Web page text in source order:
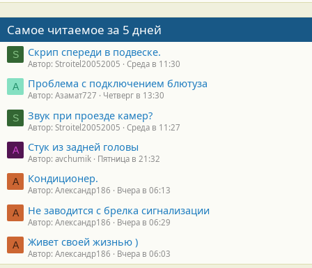
Самое читаемое за 5 дней
S Скрип спереди в подвеске.
Автор: Stroitel20052005 Среда в 11:30
А Проблема с подключением блютуза
Автор: Азамат727 Четверг в 13:30
S Звук при проезде камер?
Автор: Stroitel20052005 Среда в 11:27
A Стук из задней головы
Автор: avchumik Пятница в 21:32
А Кондиционер.
Автор: Александр186 Вчера в 06:13
А Не заводится с брелка сигнализации
Автор: Александр186 Вчера в 06:29
А Живет своей жизнью )
Автор: Александр186 Вчера в 06:03